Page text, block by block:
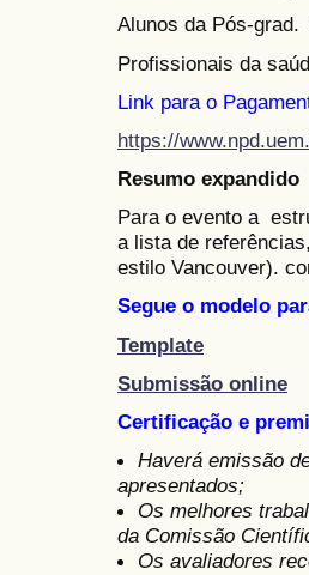
Alunos da Pós-
Profissionais da
Link para o
https://
Resumo expandido
Para o evento a
a lista de
estilo Vancouver).
Segue o modelo
Template
Submissão online
Certificação e
Haverá emissão
apresentados;
Os melhores
da Comissão
Os avaliadores